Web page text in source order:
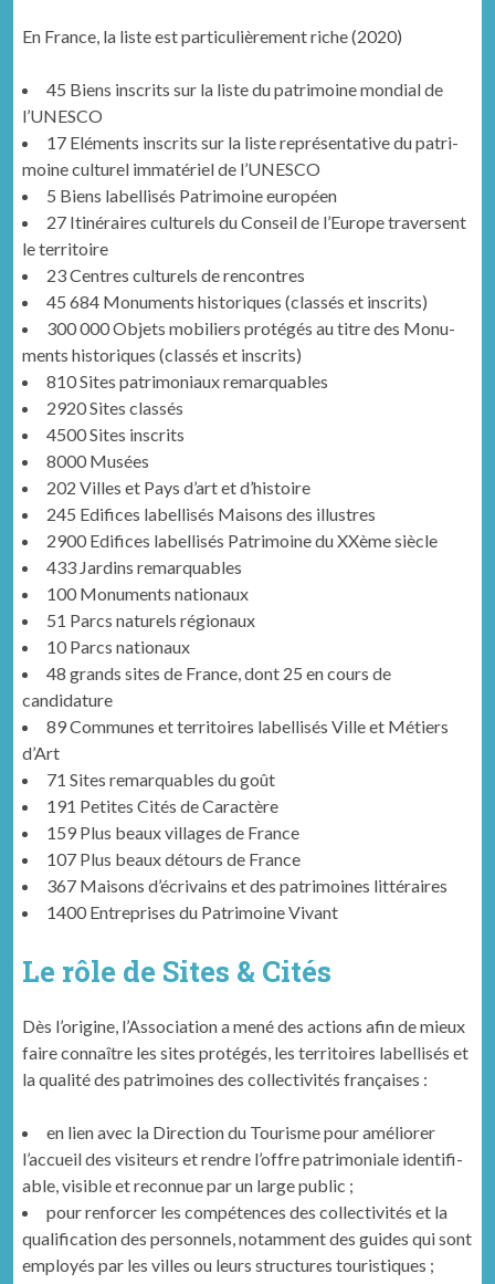
En France, la liste est particulièrement riche (2020)
45 Biens inscrits sur la liste du pat­ri­moine mon­di­al de
l’UNESCO
17 Elé­ments inscrits sur la liste représen­ta­tive du pat­ri­
moine cul­turel immatériel de l’UNESCO
5 Biens label­lisés Pat­ri­moine européen
27 Itinéraires cul­turels du Con­seil de l’Europe tra­versent
le territoire
23 Cen­tres cul­turels de rencontres
45 684 Mon­u­ments his­toriques (classés et inscrits)
300 000 Objets mobiliers pro­tégés au titre des Mon­u­
ments his­toriques (classés et inscrits)
810 Sites pat­ri­mo­ni­aux remarquables
2920 Sites classés
4500 Sites inscrits
8000 Musées
202 Villes et Pays d’art et d’histoire
245 Edi­fices label­lisés Maisons des illustres
2900 Edi­fices label­lisés Pat­ri­moine du XXème siècle
433 Jardins remarquables
100 Mon­u­ments nationaux
51 Parcs naturels régionaux
10 Parcs nationaux
48 grands sites de France, dont 25 en cours de
candidature
89 Com­munes et ter­ri­toires label­lisés Ville et Métiers
d’Art
71 Sites remar­quables du goût
191 Petites Cités de Caractère
159 Plus beaux vil­lages de France
107 Plus beaux détours de France
367 Maisons d’écrivains et des pat­ri­moines littéraires
1400 Entre­pris­es du Pat­ri­moine Vivant
Le rôle de Sites & Cités
Dès l’origine, l’Association a mené des actions afin de mieux
faire con­naître les sites pro­tégés, les ter­ri­toires label­lisés et
la qual­ité des pat­ri­moines des col­lec­tiv­ités françaises :
en lien avec la Direc­tion du Tourisme pour amélior­er
l’accueil des vis­i­teurs et ren­dre l’offre pat­ri­mo­ni­ale iden­ti­fi­
able, vis­i­ble et recon­nue par un large public ;
pour ren­forcer les com­pé­tences des col­lec­tiv­ités et la
qual­i­fi­ca­tion des per­son­nels, notam­ment des guides qui sont
employés par les villes ou leurs struc­tures touristiques ;